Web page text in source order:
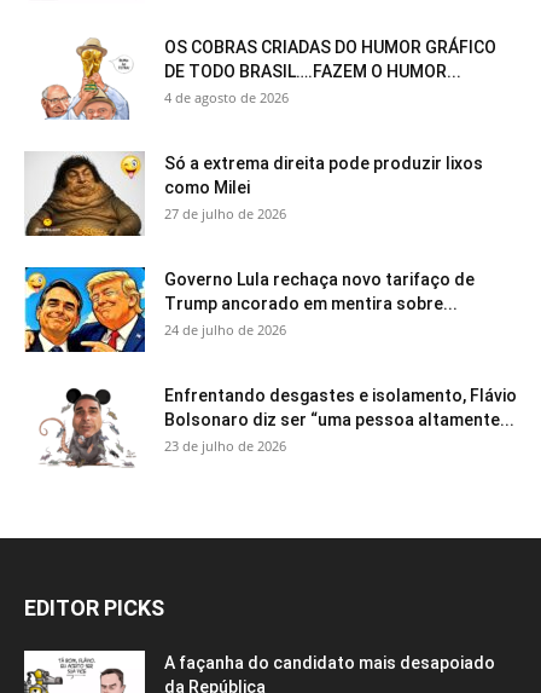
OS COBRAS CRIADAS DO HUMOR GRÁFICO
DE TODO BRASIL….FAZEM O HUMOR...
4 de agosto de 2026
Só a extrema direita pode produzir lixos
como Milei
27 de julho de 2026
Governo Lula rechaça novo tarifaço de
Trump ancorado em mentira sobre...
24 de julho de 2026
Enfrentando desgastes e isolamento, Flávio
Bolsonaro diz ser “uma pessoa altamente...
23 de julho de 2026
EDITOR PICKS
A façanha do candidato mais desapoiado
da República